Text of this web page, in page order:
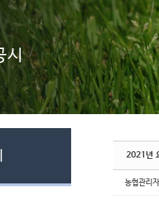
시
2021년
농협관리자